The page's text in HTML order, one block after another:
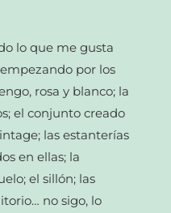
lo que me gusta
por los
rosa y blanco; la
el conjunto creado
las estanterías
en ellas; la
el sillón; las
no sigo, lo